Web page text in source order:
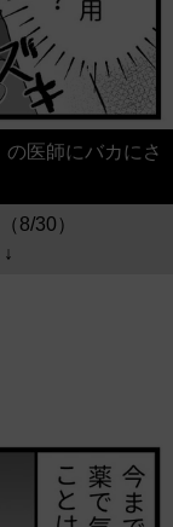
の医師にバカにさ
8/30）